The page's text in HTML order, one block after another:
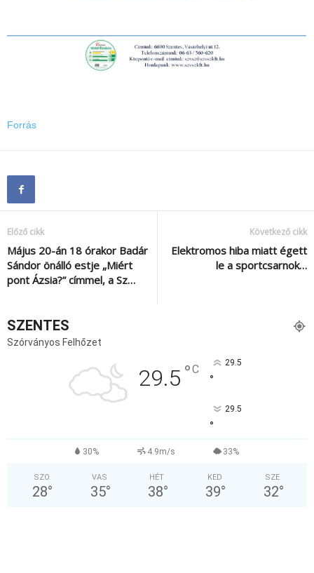
Forrás
Előző cikk
Május 20-án 18 órakor Badár
Sándor önálló estje „Miért
pont Ázsia?” címmel, a Sz…
Következő cikk
Elektromos hiba miatt égett
le a sportcsarnok…
SZENTES
Szórványos Felhőzet
29.5 °C 29.5
°
29.5
°
30% 4.9m/s 33%
SZO
28°
VAS
35°
HÉT
38°
KED
39°
SZE
32°